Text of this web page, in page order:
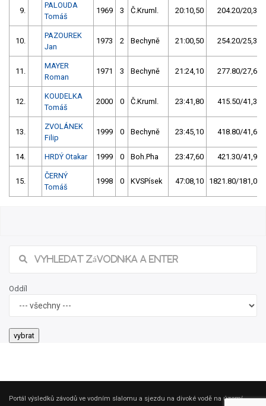
9.
PALOUDA
Tomáš
1969 3 Č.Kruml. 20:10,50 204.20/20,3
10.
PAZOUREK
Jan
1973 2 Bechyně 21:00,50 254.20/25,3
11.
MAYER
Roman
1971 3 Bechyně 21:24,10 277.80/27,6
12.
KOUDELKA
Tomáš
2000 0 Č.Kruml. 23:41,80 415.50/41,3
13.
ZVOLÁNEK
Filip
1999 0 Bechyně 23:45,10 418.80/41,6
14. HRDÝ Otakar 1999 0 Boh.Pha 23:47,60 421.30/41,9
15.
ČERNÝ
Tomáš
1998 0 KVSPísek 47:08,10 1821.80/181,0
Oddíl
Portál výsledků závodů ve vodním slalomu a sjezdu na divoké vodě na území